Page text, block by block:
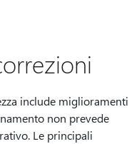
include miglioramenti
non prevede
Le principali